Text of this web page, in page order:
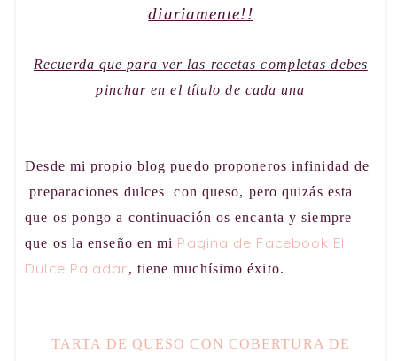
diariamente!!
Recuerda que para ver las recetas completas debes
pinchar en el título de cada una
Desde mi propio blog puedo proponeros infinidad de
preparaciones dulces con queso, pero quizás esta
que os pongo a continuación os encanta y siempre
que os la enseño en mi Pagina de Facebook El
Dulce Paladar, tiene muchísimo éxito.
TARTA DE QUESO CON COBERTURA DE